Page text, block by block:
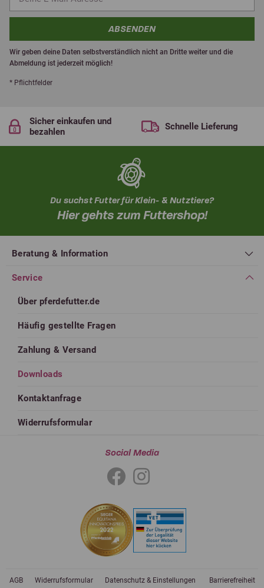
ABSENDEN
Wir geben deine Daten selbstverständlich nicht an Dritte weiter und die
Abmeldung ist jederzeit möglich!
* Pflichtfelder
Sicher einkaufen und
bezahlen
Schnelle Lieferung
Du suchst Futter für Klein- & Nutztiere?
Hier gehts zum Futtershop!
Beratung & Information
Service
Über pferdefutter.de
Häufig gestellte Fragen
Zahlung & Versand
Downloads
Kontaktanfrage
Widerrufsformular
Social Media
AGB Widerrufsformular Datenschutz & Einstellungen
Barrierefreiheit